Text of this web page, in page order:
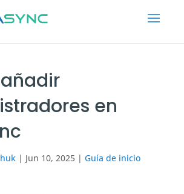
en
| Jun 10, 2025| Guía de inicio